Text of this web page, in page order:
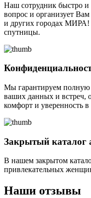
Наш сотрудник быстро
вопрос и организует
и других городах
спутницы.
Мы гарантируем полную
ваших данных и встреч,
комфорт и уверенность
Закрытый каталог
В нашем закрытом
привлекательных
Наши отзывы